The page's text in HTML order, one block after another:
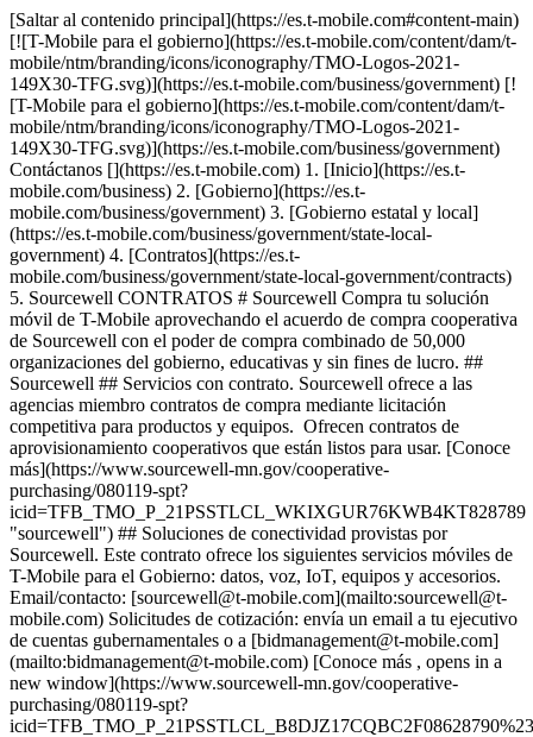
[Saltar al contenido principal](https://es.t-mobile.com#content-main)
[![T-Mobile para el gobierno](https://es.t-mobile.com/content/dam/t-
mobile/ntm/branding/icons/iconography/TMO-Logos-2021-
149X30-TFG.svg)](https://es.t-mobile.com/business/government) [!
[T-Mobile para el gobierno](https://es.t-mobile.com/content/dam/t-
mobile/ntm/branding/icons/iconography/TMO-Logos-2021-
149X30-TFG.svg)](https://es.t-mobile.com/business/government)
Contáctanos [](https://es.t-mobile.com) 1. [Inicio](https://es.t-
mobile.com/business) 2. [Gobierno](https://es.t-
mobile.com/business/government) 3. [Gobierno estatal y local]
(https://es.t-mobile.com/business/government/state-local-
government) 4. [Contratos](https://es.t-
mobile.com/business/government/state-local-government/contracts)
5. Sourcewell CONTRATOS # Sourcewell Compra tu solución
móvil de T-Mobile aprovechando el acuerdo de compra cooperativa
de Sourcewell con el poder de compra combinado de 50,000
organizaciones del gobierno, educativas y sin fines de lucro. ##
Sourcewell ## Servicios con contrato. Sourcewell ofrece a las
agencias miembro contratos de compra mediante licitación
competitiva para productos y equipos. Ofrecen contratos de
aprovisionamiento cooperativos que están listos para usar. [Conoce
más](https://www.sourcewell-mn.gov/cooperative-
purchasing/080119-spt?
icid=TFB_TMO_P_21PSSTLCL_WKIXGUR76KWB4KT828789
"sourcewell") ## Soluciones de conectividad provistas por
Sourcewell. Este contrato ofrece los siguientes servicios móviles de
T-Mobile para el Gobierno: datos, voz, IoT, equipos y accesorios.
Email/contacto: [sourcewell@t-mobile.com](mailto:sourcewell@t-
mobile.com) Solicitudes de cotización: envía un email a tu ejecutivo
de cuentas gubernamentales o a [bidmanagement@t-mobile.com]
(mailto:bidmanagement@t-mobile.com) [Conoce más , opens in a
new window](https://www.sourcewell-mn.gov/cooperative-
purchasing/080119-spt?